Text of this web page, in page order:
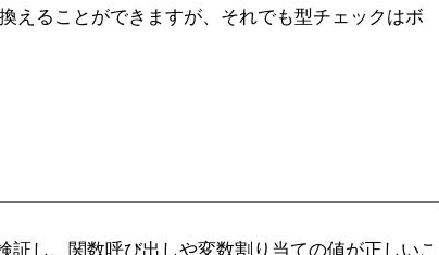
えることができますが、それでも型チェックはボ
し、関数呼び出しや変数割り当ての値が正しいこ